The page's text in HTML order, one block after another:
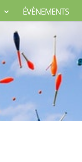
ÉVÈNEMENTS